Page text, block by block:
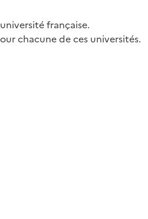
française.
chacune de ces universités.